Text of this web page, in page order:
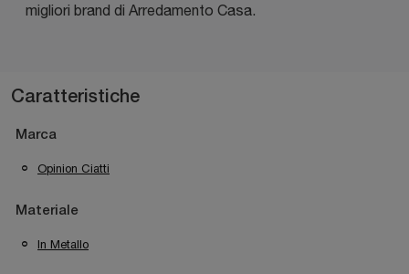
migliori brand di Arredamento Casa.
Caratteristiche
Marca
Opinion Ciatti
Materiale
In Metallo